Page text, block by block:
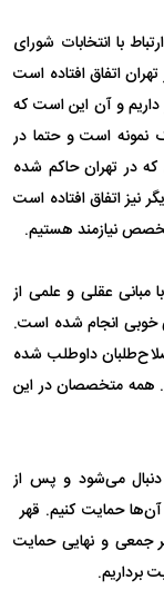
با انتخابات شورای
اتفاق افتاده است
داریم و آن این است که
نمونه است و حتما در
در تهران حاکم شده
نیز اتفاق افتاده است
نیازمند هستیم.
مبانی عقلی و علمی از
خوبی انجام شده است.
اصلاح‌طلبان داوطلب شده
به یک لیست ۲۱ نفره برسیم. همه متخصصان در این
می‌شود و پس از
حمایت کنیم. قهر
جمعی و نهایی حمایت
برداریم.